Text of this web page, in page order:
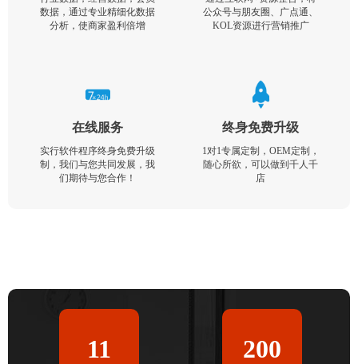
数据，通过专业精细化数据
分析，使商家盈利倍增
公众号与朋友圈、广点通、
KOL资源进行营销推广
在线服务
实行软件程序终身免费升级
制，我们与您共同发展，我
们期待与您合作！
终身免费升级
1对1专属定制，OEM定制，
随心所欲，可以做到千人千
店
11 200